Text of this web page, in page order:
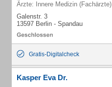
Ärzte: Innere Medizin (Fachärzte)
Galenstr. 3
13597 Berlin - Spandau
Gratis-Digitalcheck
Kasper Eva Dr.